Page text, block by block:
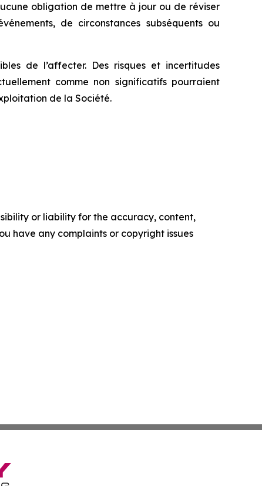
obligation de mettre à jour ou de réviser
de circonstances subséquents ou
de l’affecter. Des risques et incertitudes
comme non significatifs pourraient
de la Société.
or liability for the accuracy, content,
have any complaints or copyright issues